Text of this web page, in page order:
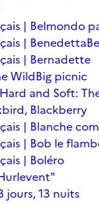
| Belmondo
| Benedetta
| Bernadette
WildBig picnic
and Soft:
Blackberry
| Blanche
| Bob le
| Boléro
jours, 13 nuits